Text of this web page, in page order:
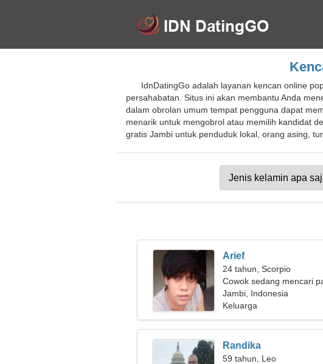
IdnDatingGo adalah layanan kencan online
persahabatan. Situs ini akan membantu Anda
dalam obrolan umum tempat pengguna dapat
menarik untuk mengobrol atau memilih kandidat
gratis Jambi untuk penduduk lokal, orang asing,
Arief
24 tahun, Scorpio
Cowok sedang mencari
Jambi, Indonesia
Keluarga
Randika
59 tahun, Leo